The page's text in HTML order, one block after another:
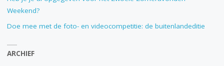
Weekend?
Doe mee met de foto- en videocompetitie: de buitenlandeditie
ARCHIEF